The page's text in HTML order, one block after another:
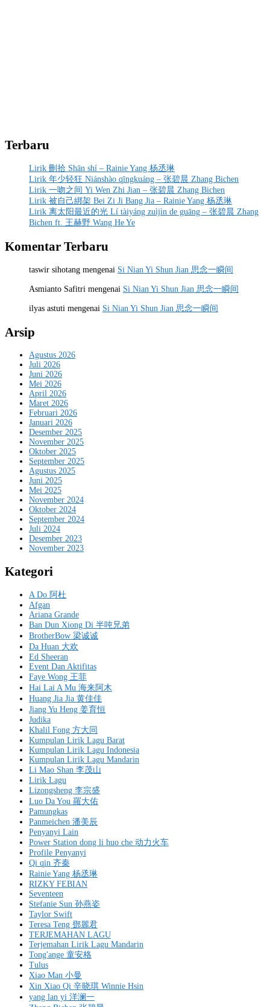
Terbaru
Lirik 刪拾 Shān shí – Rainie Yang 杨丞琳
Lirik 年少轻狂 Niánshào qīngkuáng – 张碧晨 Zhang Bichen
Lirik 一吻之间 Yi Wen Zhi Jian – 张碧晨 Zhang Bichen
Lirik 被自己綁架 Bei Zi Ji Bang Jia – Rainie Yang 杨丞琳
Lirik 离太阳最近的光 Lí tàiyáng zuìjìn de guāng – 张碧晨 Zhang
Bichen ft. 王赫野 Wang He Ye
Komentar Terbaru
taswir sihotang mengenai Si Nian Yi Shun Jian 思念一瞬间
Asmianto Safitri mengenai Si Nian Yi Shun Jian 思念一瞬间
ilyas astuti mengenai Si Nian Yi Shun Jian 思念一瞬间
Arsip
Agustus 2026
Juli 2026
Juni 2026
Mei 2026
April 2026
Maret 2026
Februari 2026
Januari 2026
Desember 2025
November 2025
Oktober 2025
September 2025
Agustus 2025
Juni 2025
Mei 2025
November 2024
Oktober 2024
September 2024
Juli 2024
Desember 2023
November 2023
Kategori
A Do 阿杜
Afgan
Ariana Grande
Ban Dun Xiong Di 半吨兄弟
BrotherBow 梁诚诚
Da Huan 大欢
Ed Sheeran
Event Dan Aktifitas
Faye Wong 王菲
Hai Lai A Mu 海来阿木
Huang Jia Jia 黄佳佳
Jiang Yu Heng 姜育恒
Judika
Khalil Fong 方大同
Kumpulan Lirik Lagu Barat
Kumpulan Lirik Lagu Indonesia
Kumpulan Lirik Lagu Mandarin
Li Mao Shan 李茂山
Lirik Lagu
Lizongsheng 李宗盛
Luo Da You 羅大佑
Pamungkas
Panmeichen 潘美辰
Penyanyi Lain
Power Station dong li huo che 动力火车
Profile Penyanyi
Qi qin 齐秦
Rainie Yang 杨丞琳
RIZKY FEBIAN
Seventeen
Stefanie Sun 孙燕姿
Taylor Swift
Teresa Teng 鄧麗君
TERJEMAHAN LAGU
Terjemahan Lirik Lagu Mandarin
Tong'ange 童安格
Tulus
Xiao Man 小曼
Xin Xiao Qi 辛晓琪 Winnie Hsin
yang lan yi 洋澜一